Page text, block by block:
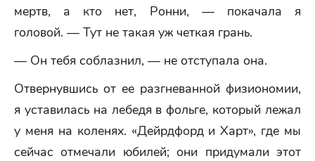
мертв, а кто нет, Ронни, — покачала я
головой. — Тут не такая уж четкая грань.
— Он тебя соблазнил, — не отступала она.
Отвернувшись от ее разгневанной физиономии,
я уставилась на лебедя в фольге, который лежал
у меня на коленях. «Дейрдфорд и Харт», где мы
сейчас отмечали юбилей; они придумали этот